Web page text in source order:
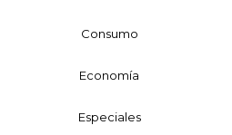
Consumo
Economía
Especiales